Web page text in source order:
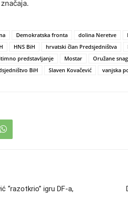
Demokratska fronta dolina Neretve
HNS BiH hrvatski član Predsjedništva
predstavljanje Mostar Oružane
BiH Slaven Kovačević vanjska
“razotkrio” igru DF-a,